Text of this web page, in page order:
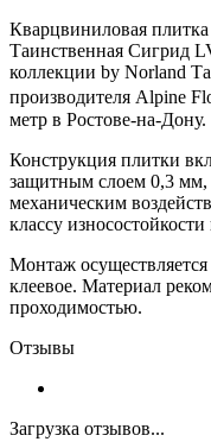
Кварцвиниловая
Таинственная Сигрид
коллекции by Norland
производителя Alpine
метр в Ростове-на-Дону.
Конструкция плитки
защитным слоем 0,3 мм,
механическим
классу
Монтаж
клеевое. Материал
проходимостью.
Отзывы
Загрузка отзывов...